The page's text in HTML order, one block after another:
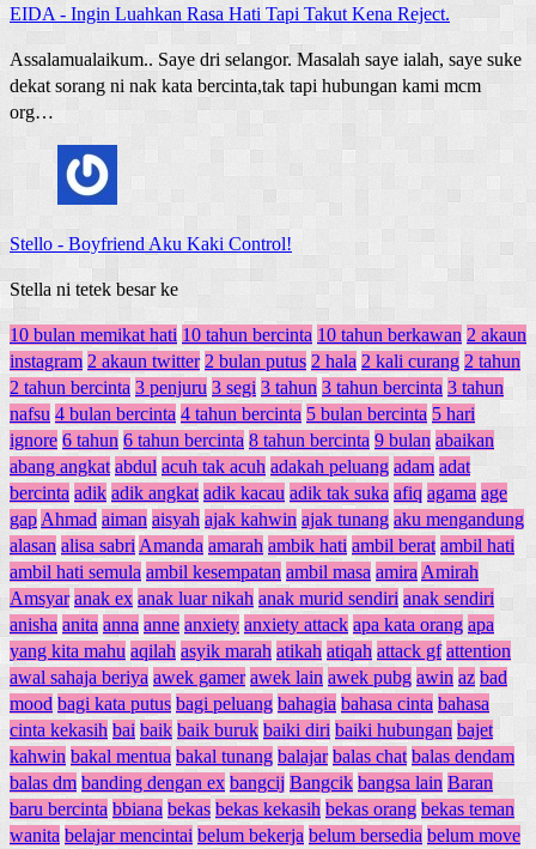
EIDA - Ingin Luahkan Rasa Hati Tapi Takut Kena Reject.
Assalamualaikum.. Saye dri selangor. Masalah saye ialah, saye suke
dekat sorang ni nak kata bercinta,tak tapi hubungan kami mcm
org…
Stello - Boyfriend Aku Kaki Control!
Stella ni tetek besar ke
10 bulan memikat hati 10 tahun bercinta 10 tahun berkawan 2 akaun
instagram 2 akaun twitter 2 bulan putus 2 hala 2 kali curang 2 tahun
2 tahun bercinta 3 penjuru 3 segi 3 tahun 3 tahun bercinta 3 tahun
nafsu 4 bulan bercinta 4 tahun bercinta 5 bulan bercinta 5 hari
ignore 6 tahun 6 tahun bercinta 8 tahun bercinta 9 bulan abaikan
abang angkat abdul acuh tak acuh adakah peluang adam adat
bercinta adik adik angkat adik kacau adik tak suka afiq agama age
gap Ahmad aiman aisyah ajak kahwin ajak tunang aku mengandung
alasan alisa sabri Amanda amarah ambik hati ambil berat ambil hati
ambil hati semula ambil kesempatan ambil masa amira Amirah
Amsyar anak ex anak luar nikah anak murid sendiri anak sendiri
anisha anita anna anne anxiety anxiety attack apa kata orang apa
yang kita mahu aqilah asyik marah atikah atiqah attack gf attention
awal sahaja beriya awek gamer awek lain awek pubg awin az bad
mood bagi kata putus bagi peluang bahagia bahasa cinta bahasa
cinta kekasih bai baik baik buruk baiki diri baiki hubungan bajet
kahwin bakal mentua bakal tunang balajar balas chat balas dendam
balas dm banding dengan ex bangcij Bangcik bangsa lain Baran
baru bercinta bbiana bekas bekas kekasih bekas orang bekas teman
wanita belajar mencintai belum bekerja belum bersedia belum move